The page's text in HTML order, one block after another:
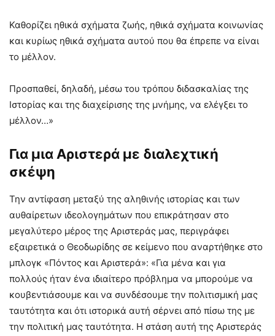
Καθορίζει ηθικά σχήματα ζωής, ηθικά σχήματα κοινωνίας
και κυρίως ηθικά σχήματα αυτού που θα έπρεπε να είναι
το μέλλον.
Προσπαθεί, δηλαδή, μέσω του τρόπου διδασκαλίας της
Ιστορίας και της διαχείρισης της μνήμης, να ελέγξει το
μέλλον…»
Για μια Αριστερά με διαλεχτική
σκέψη
Την αντίφαση μεταξύ της αληθινής ιστορίας και των
αυθαίρετων ιδεολογημάτων που επικράτησαν στο
μεγαλύτερο μέρος της Αριστεράς μας, περιγράφει
εξαιρετικά ο Θεοδωρίδης σε κείμενο που αναρτήθηκε στο
μπλογκ «Πόντος και Αριστερά»: «Για μένα και για
πολλούς ήταν ένα ιδιαίτερο πρόβλημα να μπορούμε να
κουβεντιάσουμε και να συνδέσουμε την πολιτισμική μας
ταυτότητα και ότι ιστορικά αυτή σέρνει από πίσω της με
την πολιτική μας ταυτότητα. Η στάση αυτή της Αριστεράς